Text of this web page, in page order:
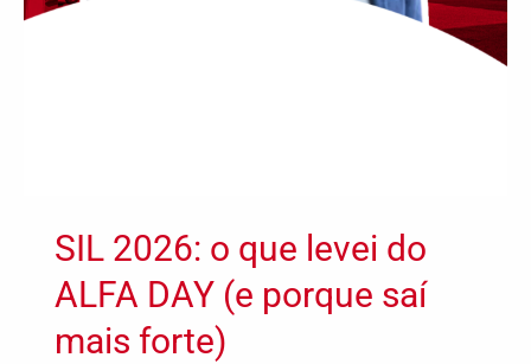
SIL 2026: o que levei do
ALFA DAY (e porque saí
mais forte)